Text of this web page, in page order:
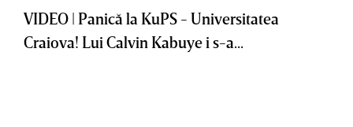
VIDEO | Panică la KuPS - Universitatea
Craiova! Lui Calvin Kabuye i s-a...